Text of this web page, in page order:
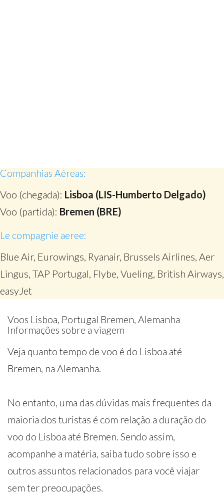
Companhias Aéreas:
Voo (chegada): Lisboa (LIS-Humberto Delgado)
Voo (partida): Bremen (BRE)
Le compagnie aeree:
Blue Air, Eurowings, Ryanair, Brussels Airlines, Aer
Lingus, TAP Portugal, Flybe, Vueling, British Airways,
easyJet
Voos Lisboa, Portugal Bremen, Alemanha
Informações sobre a viagem
Veja quanto tempo de voo é do Lisboa até
Bremen, na Alemanha.
No entanto, uma das dúvidas mais frequentes da
maioria dos turistas é com relação a duração do
voo do Lisboa até Bremen. Sendo assim,
acompanhe a matéria, saiba tudo sobre isso e
outros assuntos relacionados para você viajar
sem ter preocupações.